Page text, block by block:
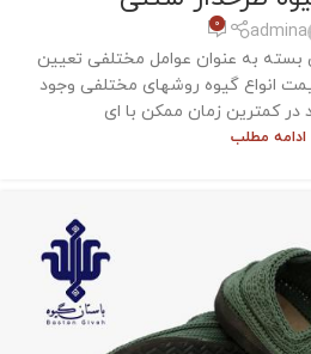
admina
0
بسته به عنوان عوامل مختلفی تعیین
انواع گیوه روشهای مختلفی وجود
در کمترین زمان ممکن با ای
ادامه مطلب